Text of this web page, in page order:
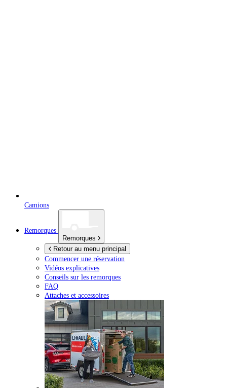
Camions
Remorques
Remorques
Retour au menu principal
Commencer une réservation
Vidéos explicatives
Conseils sur les remorques
FAQ
Attaches et accessoires